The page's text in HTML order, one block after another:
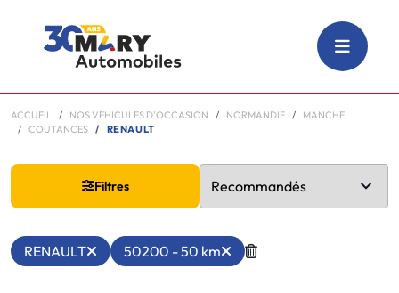
ACCUEIL NOS VÉHICULES D'OCCASION NORMANDIE
MANCHE
COUTANCES
RENAULT
Filtres
RENAULT 50200 - 50 km